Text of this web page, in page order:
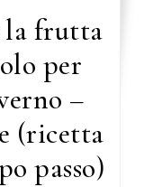
la frutta
per
–
(ricetta
passo)